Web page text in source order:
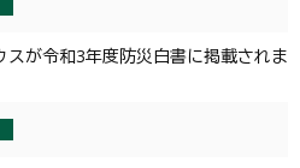
が令和3年度防災白書に掲載されま